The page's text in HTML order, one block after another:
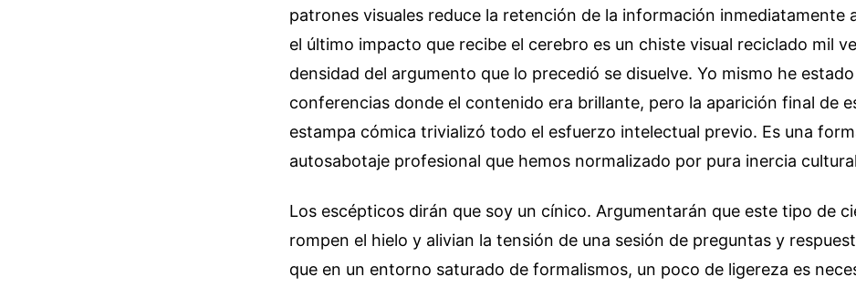
patrones visuales reduce la retención de la información inmediatamente
el último impacto que recibe el cerebro es un chiste visual reciclado mil
densidad del argumento que lo precedió se disuelve. Yo mismo he
conferencias donde el contenido era brillante, pero la aparición final de
estampa cómica trivializó todo el esfuerzo intelectual previo. Es una
autosabotaje profesional que hemos normalizado por pura inercia
Los escépticos dirán que soy un cínico. Argumentarán que este tipo de
rompen el hielo y alivian la tensión de una sesión de preguntas y
que en un entorno saturado de formalismos, un poco de ligereza es